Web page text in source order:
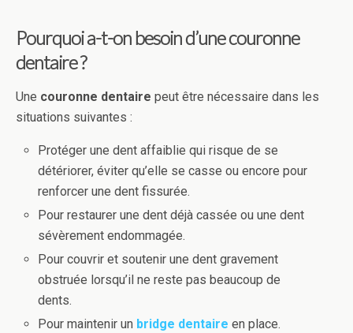
Pourquoi a-t-on besoin d’unecouronne
dentaire?
Une couronne dentaire peut être nécessaire dans les
situations suivantes :
Protéger une dent affaiblie qui risque de se
détériorer, éviter qu’elle se casse ou encore pour
renforcer une dent fissurée.
Pour restaurer une dent déjà cassée ou une dent
sévèrement endommagée.
Pour couvrir et soutenir une dent gravement
obstruée lorsqu’il ne reste pas beaucoup de
dents.
Pour maintenir un bridge dentaire en place.